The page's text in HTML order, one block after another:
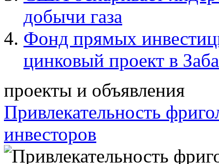
добычи газа
Фонд прямых
цинковый проект в
проекты и объявления
Привлекательность
инвесторов